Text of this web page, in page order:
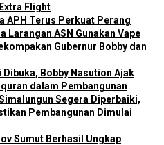
Flight
APH Terus Perkuat Perang
Larangan ASN Gunakan Vape
Gubernur Bobby dan
Dibuka, Bobby Nasution Ajak
dalam Pembangunan
Segera Diperbaiki,
Pembangunan Dimulai
Sumut Berhasil Ungkap